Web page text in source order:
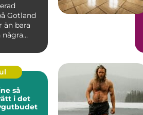
Gotland
än bara
några
så
i det